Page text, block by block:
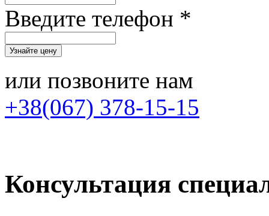
Введите телефон *
или позвоните нам
+38(067) 378-15-15
Консультация